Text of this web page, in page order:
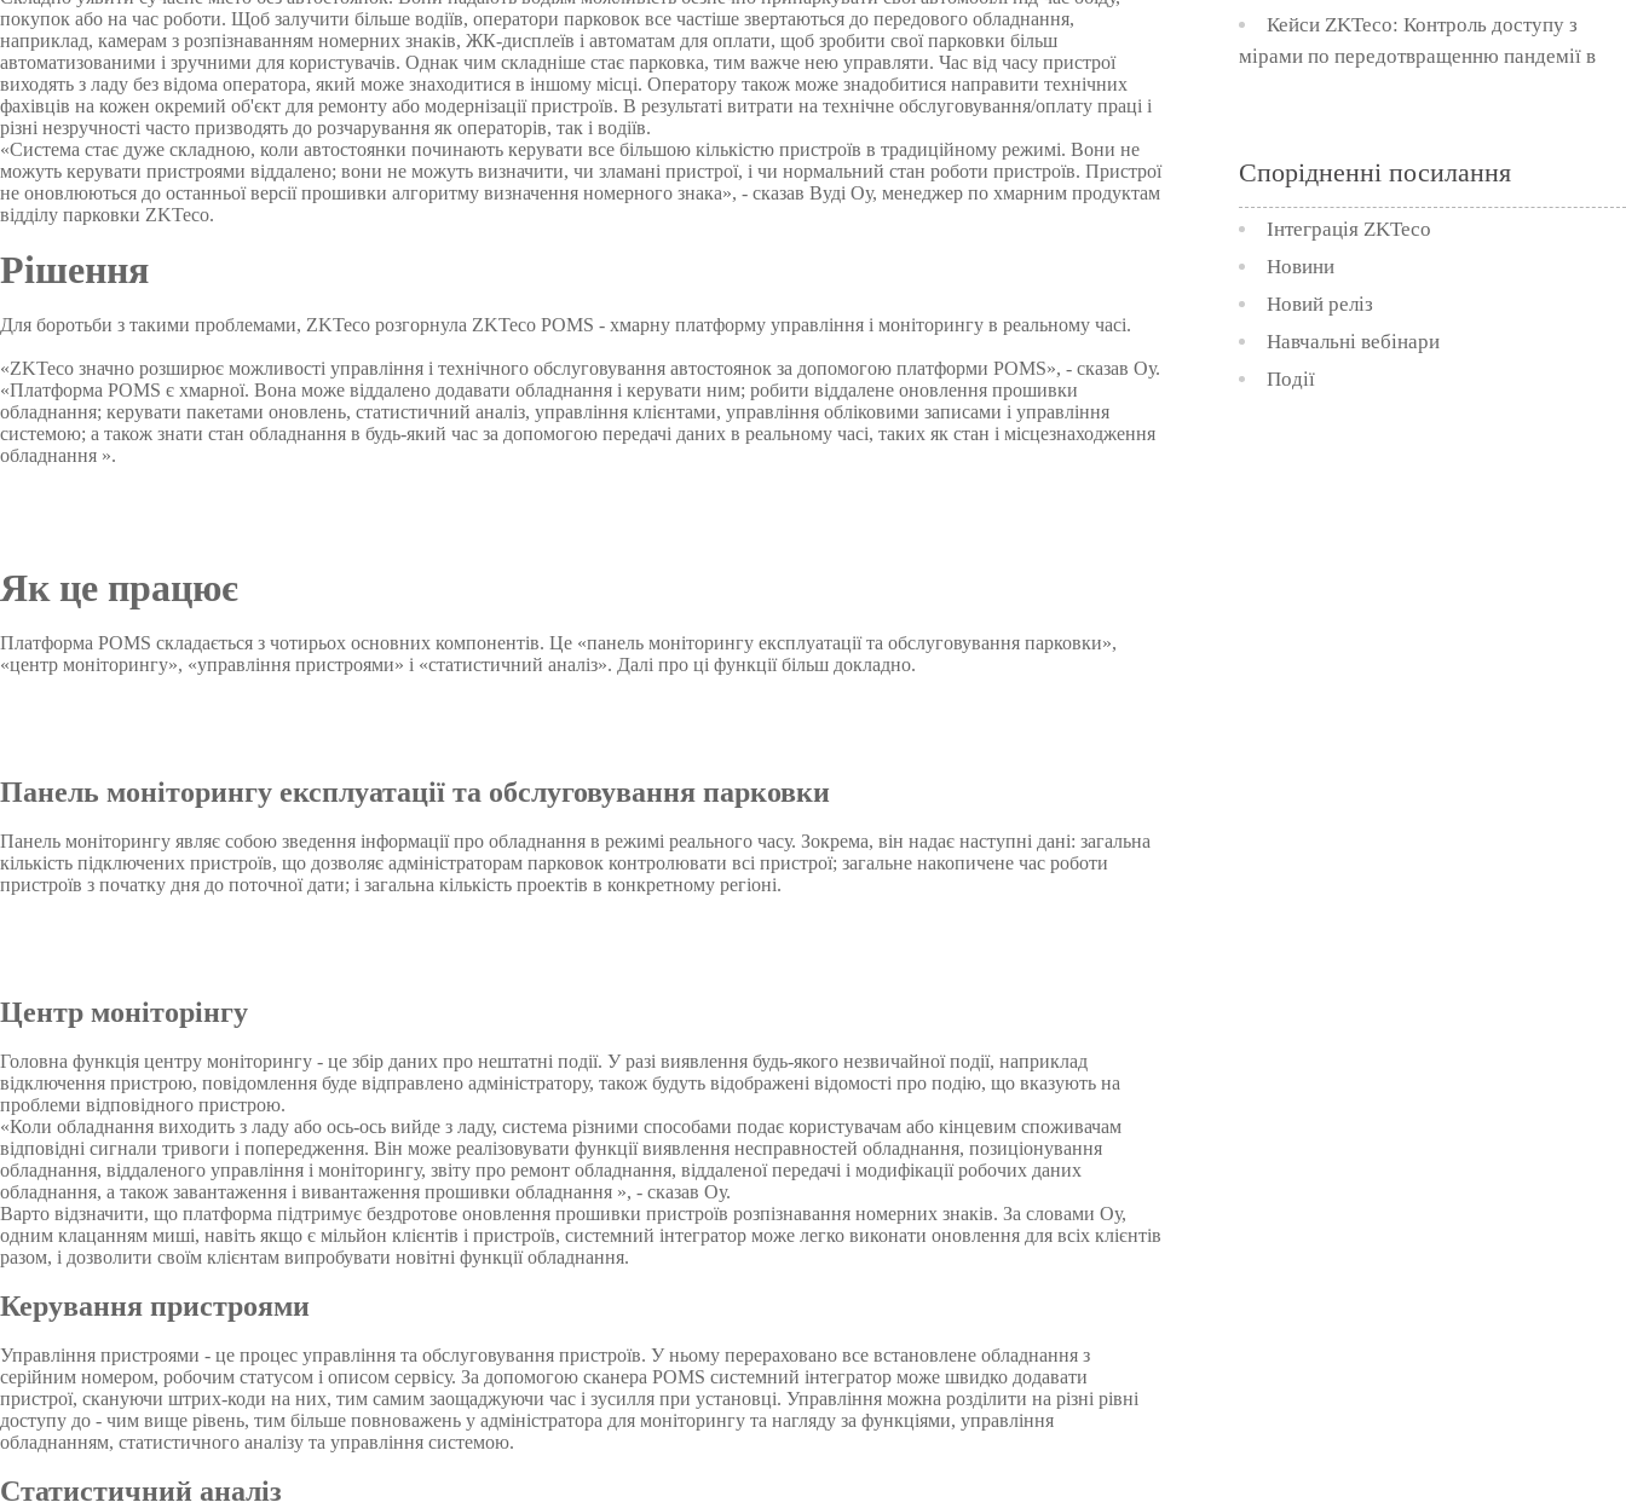
PTZ відеокамери
IP камери
HD відеокамери
Більше>>
POS периферія
Антикражне обладнання
POS термінали
Більше>>
Модулі, що вбудовуються
Сканери відбитків
Сканер вен пальця
Більше>>
Металодетектори
Детектор вибухових і
наркотичних речовин
Рентгенівські системи
покупок або на час роботи. Щоб залучити більше водіїв, оператори парковок все частіше звертаються до передового обладнання,
наприклад, камерам з розпізнаванням номерних знаків, ЖК-дисплеїв і автоматам для оплати, щоб зробити свої парковки більш
автоматизованими і зручними для користувачів. Однак чим складніше стає парковка, тим важче нею управляти. Час від часу пристрої
виходять з ладу без відома оператора, який може знаходитися в іншому місці. Оператору також може знадобитися направити технічних
фахівців на кожен окремий об'єкт для ремонту або модернізації пристроїв. В результаті витрати на технічне обслуговування/оплату праці і
різні незручності часто призводять до розчарування як операторів, так і водіїв.
«Система стає дуже складною, коли автостоянки починають керувати все більшою кількістю пристроїв в традиційному режимі. Вони не
можуть керувати пристроями віддалено; вони не можуть визначити, чи зламані пристрої, і чи нормальний стан роботи пристроїв. Пристрої
не оновлюються до останньої версії прошивки алгоритму визначення номерного знака», - сказав Вуді Оу, менеджер по хмарним продуктам
відділу парковки ZKTeco.
Рішення
Для боротьби з такими проблемами, ZKTeco розгорнула ZKTeco POMS - хмарну платформу управління і моніторингу в реальному часі.
«ZKTeco значно розширює можливості управління і технічного обслуговування автостоянок за допомогою платформи POMS», - сказав Оу.
«Платформа POMS є хмарної. Вона може віддалено додавати обладнання і керувати ним; робити віддалене оновлення прошивки
обладнання; керувати пакетами оновлень, статистичний аналіз, управління клієнтами, управління обліковими записами і управління
системою; а також знати стан обладнання в будь-який час за допомогою передачі даних в реальному часі, таких як стан і місцезнаходження
обладнання ».
Як це працює
Платформа POMS складається з чотирьох основних компонентів. Це «панель моніторингу експлуатації та обслуговування парковки»,
«центр моніторингу», «управління пристроями» і «статистичний аналіз». Далі про ці функції більш докладно.
Панель моніторингу експлуатації та обслуговування парковки
Панель моніторингу являє собою зведення інформації про обладнання в режимі реального часу. Зокрема, він надає наступні дані: загальна
кількість підключених пристроїв, що дозволяє адміністраторам парковок контролювати всі пристрої; загальне накопичене час роботи
пристроїв з початку дня до поточної дати; і загальна кількість проектів в конкретному регіоні.
Центр моніторінгу
Головна функція центру моніторингу - це збір даних про нештатні події. У разі виявлення будь-якого незвичайної події, наприклад
відключення пристрою, повідомлення буде відправлено адміністратору, також будуть відображені відомості про подію, що вказують на
проблеми відповідного пристрою.
«Коли обладнання виходить з ладу або ось-ось вийде з ладу, система різними способами подає користувачам або кінцевим споживачам
відповідні сигнали тривоги і попередження. Він може реалізовувати функції виявлення несправностей обладнання, позиціонування
обладнання, віддаленого управління і моніторингу, звіту про ремонт обладнання, віддаленої передачі і модифікації робочих даних
обладнання, а також завантаження і вивантаження прошивки обладнання », - сказав Оу.
Варто відзначити, що платформа підтримує бездротове оновлення прошивки пристроїв розпізнавання номерних знаків. За словами Оу,
одним клацанням миші, навіть якщо є мільйон клієнтів і пристроїв, системний інтегратор може легко виконати оновлення для всіх клієнтів
разом, і дозволити своїм клієнтам випробувати новітні функції обладнання.
Керування пристроями
Управління пристроями - це процес управління та обслуговування пристроїв. У ньому перераховано все встановлене обладнання з
серійним номером, робочим статусом і описом сервісу. За допомогою сканера POMS системний інтегратор може швидко додавати
пристрої, скануючи штрих-коди на них, тим самим заощаджуючи час і зусилля при установці. Управління можна розділити на різні рівні
доступу до - чим вище рівень, тим більше повноважень у адміністратора для моніторингу та нагляду за функціями, управління
обладнанням, статистичного аналізу та управління системою.
Статистичний аналіз
Чулалонгкорн, Тайланд
складі системи управління доступом
Таїланду
Кейси ZKTeco: Контроль доступу з
мірами по передотвращенню пандемії в
Спорідненні посилання
Інтеграція ZKTeco
Новини
Новий реліз
Навчальні вебінари
Події